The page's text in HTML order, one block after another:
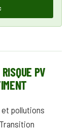
PV
et pollutions